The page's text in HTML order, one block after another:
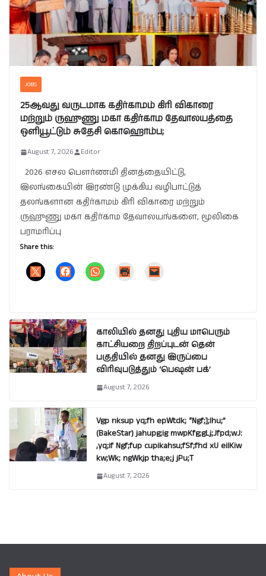
JOBS
25ஆவது வருடமாக கதிர்காமம் கிரி விகாரை
மற்றும் ருஹுணு மகா கதிர்காம தேவாலயத்தை
ஒளியூட்டும் சுதேசி கொஹொம்ப;
August 7, 2026 Editor
2026 எசல பௌர்ணமி தினத்தையிட்டு,
இலங்கையின் இரண்டு முக்கிய வழிபாட்டுத்
தலங்களான கதிர்காமம் கிரி விகாரை மற்றும்
ருஹுணு மகா கதிர்காம தேவாலயங்களை, மூலிகை
பராமரிப்பு
Share this:
காலியில் தனது புதிய மாபெரும்
காட்சியறை திறப்புடன் தென்
பகுதியில் தனது இருப்பை
விரிவுபடுத்தும் ‘பெஷன் பக்’
August 7, 2026
Vgp nksup yq;fh epWtdk; “Ngf;];lhu;”
(BakeStar) jahupg;ig mwpKfg;gLj;Jfpd;wJ:
,yq;if Ngf;fup cupikahsu;fSf;fhd xU eilKiw
kw;Wk; ngWkjp tha;e;j jPu;T
August 7, 2026